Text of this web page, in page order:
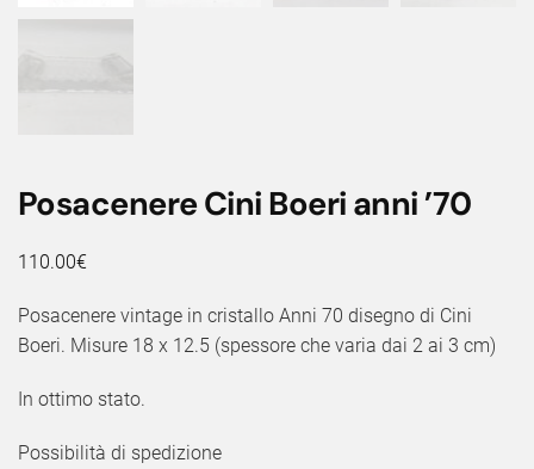
Posacenere Cini Boeri anni ’70
110.00€
Posacenere vintage in cristallo Anni 70 disegno di Cini
Boeri. Misure 18 x 12.5 (spessore che varia dai 2 ai 3 cm)
In ottimo stato.
Possibilità di spedizione